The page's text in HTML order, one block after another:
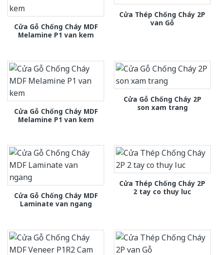
Cửa Gỗ Chống Cháy MDF
Melamine P1 van kem
Cửa Thép Chống Cháy 2P
van Gỗ
Cửa Gỗ Chống Cháy MDF
Melamine P1 van kem
Cửa Gỗ Chống Cháy 2P
son xam trang
Cửa Gỗ Chống Cháy MDF
Laminate van ngang
Cửa Thép Chống Cháy 2P
2 tay co thuy luc